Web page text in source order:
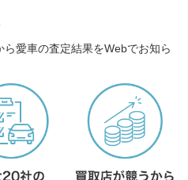
ら愛車の査定結果をWebでお知ら